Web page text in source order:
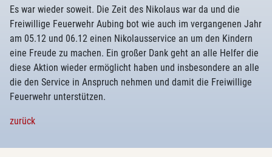
Es war wieder soweit. Die Zeit des Nikolaus war da und die
Freiwillige Feuerwehr Aubing bot wie auch im vergangenen Jahr
am 05.12 und 06.12 einen Nikolausservice an um den Kindern
eine Freude zu machen. Ein großer Dank geht an alle Helfer die
diese Aktion wieder ermöglicht haben und insbesondere an alle
die den Service in Anspruch nehmen und damit die Freiwillige
Feuerwehr unterstützen.
zurück